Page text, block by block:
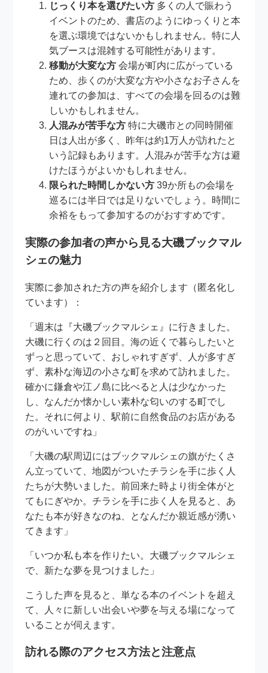
じっくり本を選びたい方 多くの人で賑わう
イベントのため、書店のようにゆっくりと本
を選ぶ環境ではないかもしれません。特に人
気ブースは混雑する可能性があります。
移動が大変な方 会場が町内に広がっている
ため、歩くのが大変な方や小さなお子さんを
連れての参加は、すべての会場を回るのは難
しいかもしれません。
人混みが苦手な方 特に大磯市との同時開催
日は人出が多く、昨年は約1万人が訪れたと
いう記録もあります。人混みが苦手な方は避
けたほうがよいかもしれません。
限られた時間しかない方 39か所もの会場を
巡るには半日では足りないでしょう。時間に
余裕をもって参加するのがおすすめです。
実際の参加者の声から見る大磯ブックマル
シェの魅力
実際に参加された方の声を紹介します（匿名化し
ています）：
「週末は『大磯ブックマルシェ』に行きました。
大磯に行くのは２回目。海の近くで暮らしたいと
ずっと思っていて、おしゃれすぎず、人が多すぎ
ず、素朴な海辺の小さな町を求めて訪れました。
確かに鎌倉や江ノ島に比べると人は少なかった
し、なんだか懐かしい素朴な匂いのする町でし
た。それに何より、駅前に自然食品のお店がある
のがいいですね」
「大磯の駅周辺にはブックマルシェの旗がたくさ
ん立っていて、地図がついたチラシを手に歩く人
たちが大勢いました。前回来た時より街全体がと
てもにぎやか。チラシを手に歩く人を見ると、あ
なたも本が好きなのね、となんだか親近感が湧い
てきます」
「いつか私も本を作りたい。大磯ブックマルシェ
で、新たな夢を見つけました」
こうした声を見ると、単なる本のイベントを超え
て、人々に新しい出会いや夢を与える場になって
いることが伺えます。
訪れる際のアクセス方法と注意点